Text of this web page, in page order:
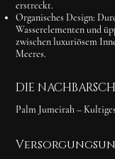
erstreckt.
Organisches Design:
Wasserelementen und
zwischen luxuriösem
Meeres.
DIE
Palm Jumeirah –